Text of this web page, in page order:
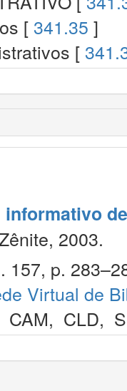
[ 341.35 ]
[
informativo
2003.
157, p.
Virtual de
CAM, CLD,